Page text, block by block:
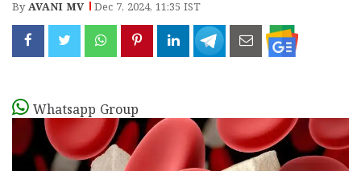
ByAVANI MV Dec 7, 2024, 11:35 IST
Whatsapp Group